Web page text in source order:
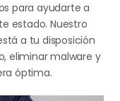
para ayudarte a
estado. Nuestro
a tu disposición
eliminar malware y
óptima.